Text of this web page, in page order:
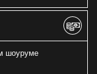
шоуруме